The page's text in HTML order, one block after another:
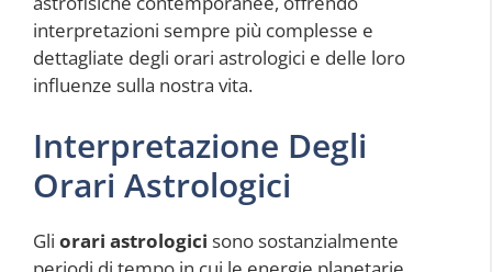
interpretazioni sempre più complesse e
dettagliate degli orari astrologici e delle loro
influenze sulla nostra vita.
Interpretazione Degli
Orari Astrologici
Gli orari astrologici sono sostanzialmente